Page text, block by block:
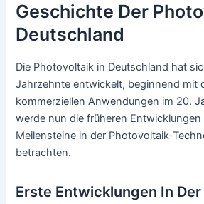
Geschichte Der
Deutschland
Die Photovoltaik in Deutschland hat
Jahrzehnte entwickelt, beginnend mit
kommerziellen Anwendungen im 20.
werde nun die früheren
Meilensteine in der Photovoltaik-
betrachten.
Erste Entwicklungen In